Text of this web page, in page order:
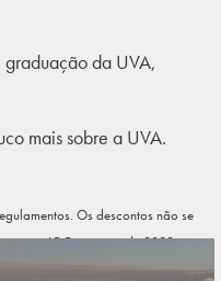
graduação da UVA,
mais sobre a UVA.
Os descontos não se
no IGC contínuo de 2022 entre
Brasil.